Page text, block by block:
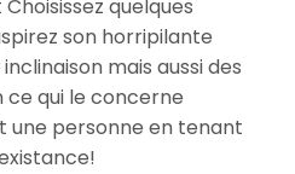
quelques
son horripilante
mais aussi des
qui le concerne
une personne en tenant